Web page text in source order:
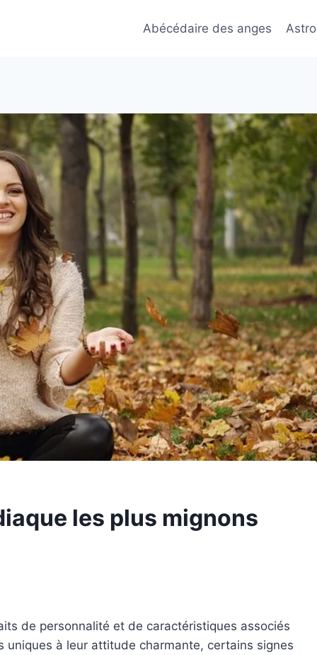
Abécédaire des anges
les plus mignons
de personnalité et de caractéristiques associés
uniques à leur attitude charmante, certains signes